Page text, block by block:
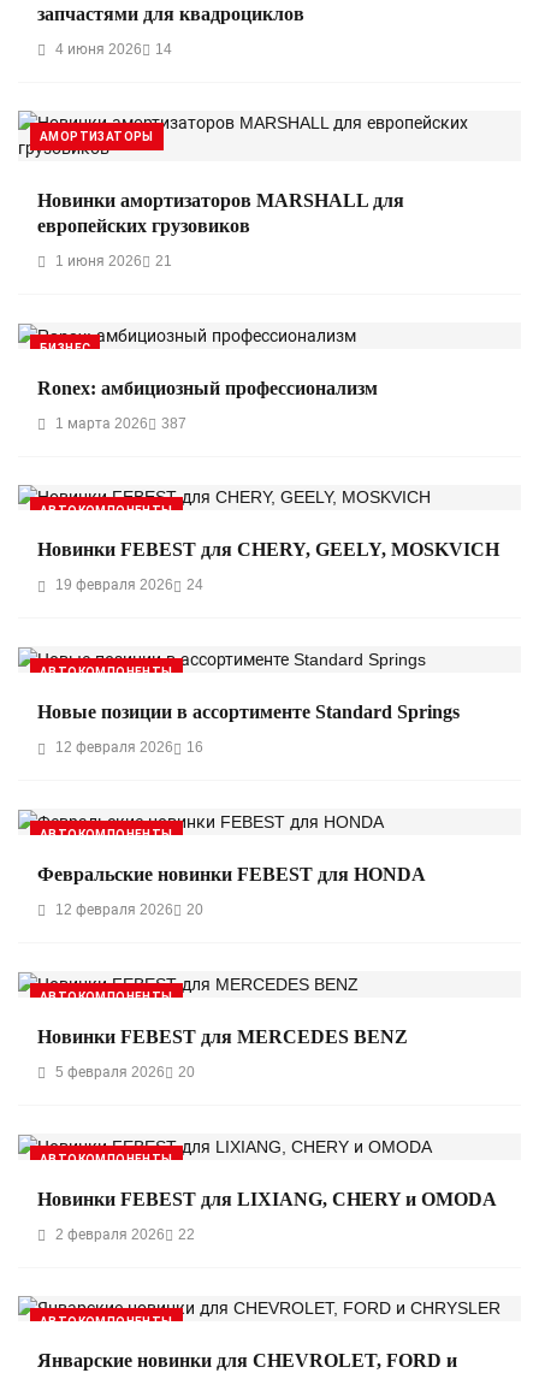
запчастями для квадроциклов
4 июня 2026 14
АМОРТИЗАТОРЫ
Новинки амортизаторов MARSHALL для
европейских грузовиков
1 июня 2026 21
БИЗНЕС
Ronex: амбициозный профессионализм
1 марта 2026 387
АВТОКОМПОНЕНТЫ
Новинки FEBEST для CHERY, GEELY, MOSKVICH
19 февраля 2026 24
АВТОКОМПОНЕНТЫ
Новые позиции в ассортименте Standard Springs
12 февраля 2026 16
АВТОКОМПОНЕНТЫ
Февральские новинки FEBEST для HONDA
12 февраля 2026 20
АВТОКОМПОНЕНТЫ
Новинки FEBEST для MERCEDES BENZ
5 февраля 2026 20
АВТОКОМПОНЕНТЫ
Новинки FEBEST для LIXIANG, CHERY и OMODA
2 февраля 2026 22
АВТОКОМПОНЕНТЫ
Январские новинки для CHEVROLET, FORD и